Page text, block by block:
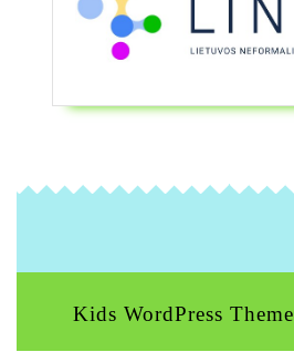
Kids WordPress Theme